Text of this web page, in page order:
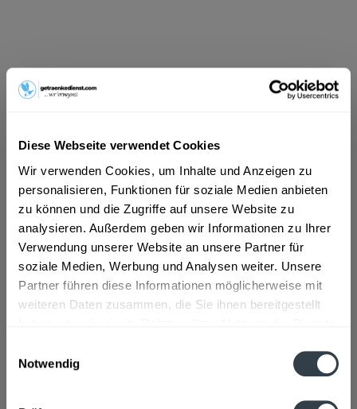
Diese Webseite verwendet Cookies
Wir verwenden Cookies, um Inhalte und Anzeigen zu
personalisieren, Funktionen für soziale Medien anbieten
zu können und die Zugriffe auf unsere Website zu
analysieren. Außerdem geben wir Informationen zu Ihrer
Verwendung unserer Website an unsere Partner für
soziale Medien, Werbung und Analysen weiter. Unsere
Partner führen diese Informationen möglicherweise mit
weiteren Daten zusammen, die Sie ihnen bereitgestellt
Notwendig
ab 5,99 € *
Vorrätig
MEHRWEG
+4,25 € Pfand
In den Warenkorb
Artikel-Nr.:
24317
Verfügbar in:
"Dietenbronner Quelle Medium 11 x 0,5l"